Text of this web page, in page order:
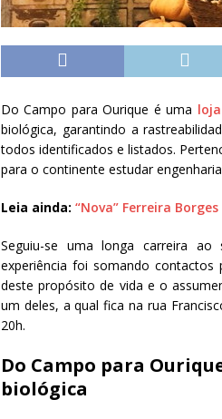
Do Campo para Ourique é uma loja
biológica, garantindo a
todos identificados e listados.
para o continente estudar
Leia ainda: “Nova” Ferreira
Seguiu-se uma longa carreira ao
experiência foi somando
deste propósito de vida e o
um deles, a qual fica na rua
20h.
Do Campo para
biológica